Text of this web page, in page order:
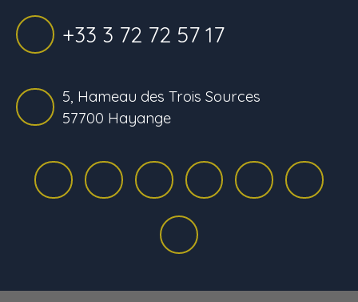
+33 3 72 72 57 17
5, Hameau des Trois Sources
57700 Hayange